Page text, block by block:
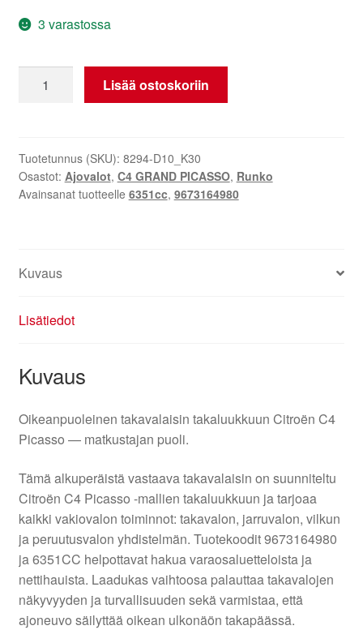
3 varastossa
oikea
C4
Picasso
9673164980
Lisää ostoskoriin
Tuotetunnus (SKU): 8294-D10_K30
Osastot: Ajovalot, C4 GRAND PICASSO, Runko
Avainsanat tuotteelle 6351cc, 9673164980
Kuvaus
Lisätiedot
Kuvaus
Oikeanpuoleinen takavalaisin takaluukkuun Citroën C4
Picasso — matkustajan puoli.
Tämä alkuperäistä vastaava takavalaisin on suunniteltu
Citroën C4 Picasso -mallien takaluukkuun ja tarjoaa
kaikki vakiovalon toiminnot: takavalon, jarruvalon, vilkun
ja peruutusvalon yhdistelmän. Tuotekoodit 9673164980
ja 6351CC helpottavat hakua varaosaluetteloista ja
nettihauista. Laadukas vaihtoosa palauttaa takavalojen
näkyvyyden ja turvallisuuden sekä varmistaa, että
ajoneuvo säilyttää oikean ulkonäön takapäässä.